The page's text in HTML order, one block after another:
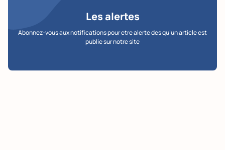
Les alertes
Abonnez-vous aux notifications pour etre alerte des qu’un article est
publie sur notre site